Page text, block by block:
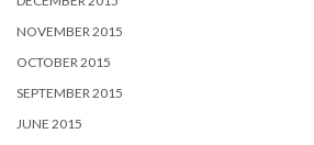
NOVEMBER 2015
OCTOBER 2015
SEPTEMBER 2015
JUNE 2015